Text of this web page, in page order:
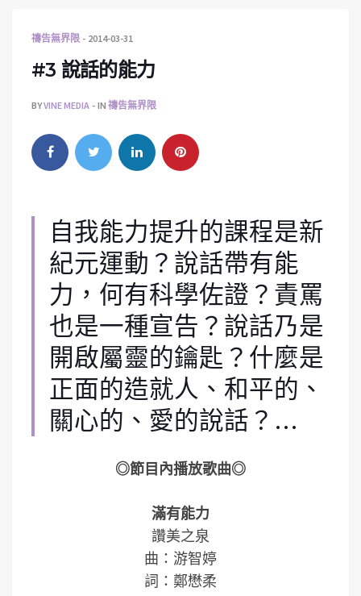
禱告無界限 2014-03-31
#3 說話的能力
BYVINE MEDIA IN 禱告無界限
自我能力提升的課程是新
紀元運動？說話帶有能
力，何有科學佐證？責罵
也是一種宣告？說話乃是
開啟屬靈的鑰匙？什麼是
正面的造就人、和平的、
關心的、愛的說話？…
◎節目內播放歌曲◎
滿有能力
讚美之泉
曲：游智婷
詞：鄭懋柔